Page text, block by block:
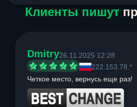
Клиенты пишут
Dmitry26.11.2025 12:28
222.153.78.*
Четкое место, вернусь еще раз!